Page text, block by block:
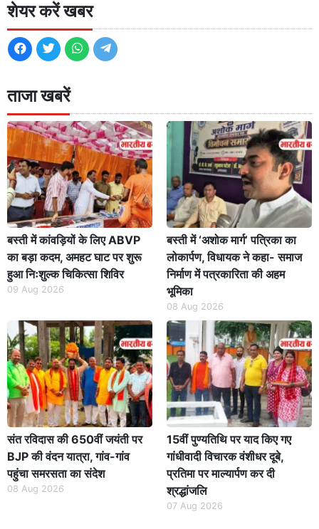
शेयर करें खबर
ताजा खबरें
बस्ती में कांवड़ियों के लिए ABVP
का बड़ा कदम, अमहट घाट पर शुरू
हुआ निःशुल्क चिकित्सा शिविर
09 Aug 2026
बस्ती में ‘अशोक मार्ग’ पत्रिका का
लोकार्पण, विधायक ने कहा- समाज
निर्माण में पत्रकारिता की अहम
भूमिका
08 Aug 2026
संत रविदास की 650वीं जयंती पर
BJP की वंदन यात्रा, गांव-गांव
पहुंचा समरसता का संदेश
08 Aug 2026
15वीं पुण्यतिथि पर याद किए गए
गांधीवादी विचारक वंशीधर दूबे,
प्रतिमा पर माल्यार्पण कर दी
श्रद्धांजलि
07 Aug 2026